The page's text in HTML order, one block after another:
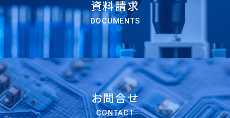
資料請求
DOCUMENTS
お問合せ
CONTACT